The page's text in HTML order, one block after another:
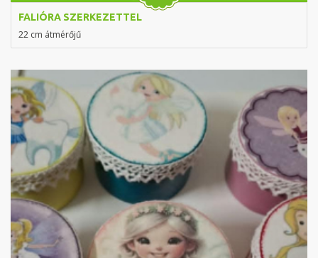
FALIÓRA SZERKEZETTEL
22 cm átmérőjű